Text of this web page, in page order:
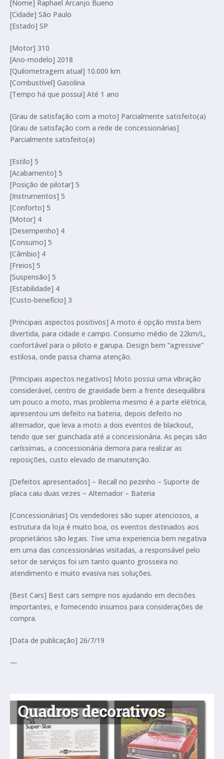
[Nome] Raphael Arcanjo Bueno
[Cidade] São Paulo
[Estado] SP
[Motor] 310
[Ano-modelo] 2018
[Quilometragem atual] 10.000 km
[Combustível] Gasolina
[Tempo há que possui] Até 1 ano
[Grau de satisfação com a moto] Parcialmente satisfeito(a)
[Grau de satisfação com a rede de concessionárias]
Parcialmente satisfeito(a)
[Estilo] 5
[Acabamento] 5
[Posição de pilotar] 5
[Instrumentos] 5
[Conforto] 5
[Motor] 4
[Desempenho] 4
[Consumo] 5
[Câmbio] 4
[Freios] 5
[Suspensão] 5
[Estabilidade] 4
[Custo-benefício] 3
[Principais aspectos positivos] A moto é opção mista bem
divertida, para cidade e campo. Consumo médio de 22km/L,
confortável para o piloto e garupa. Design bem “agressive”
estilosa, onde passa chama atenção.
[Principais aspectos negativos] Moto possui uma vibração
considerável, centro de gravidade bem a frente desequilibra
um pouco a moto, mas problema mesmo é a parte elétrica,
apresentou um defeito na bateria, depois defeito no
alternador, que leva a moto a dois eventos de blackout,
tendo que ser guinchada até a concessionária. As peças são
caríssimas, a concessionária demora para realizar as
reposições, custo elevado de manutenção.
[Defeitos apresentados] – Recall no pezinho – Suporte de
placa caiu duas vezes – Alternador – Bateria
[Concessionárias] Os vendedores são super atenciosos, a
estrutura da loja é muito boa, os eventos destinados aos
proprietários são legais. Tive uma experiencia bem negativa
em uma das concessionárias visitadas, a responsável pelo
setor de serviços foi um tanto quanto grosseira no
atendimento e muito evasiva nas soluções.
[Best Cars] Best cars sempre nos ajudando em decisões
importantes, e fornecendo insumos para considerações de
compra.
[Data de publicação] 26/7/19
—